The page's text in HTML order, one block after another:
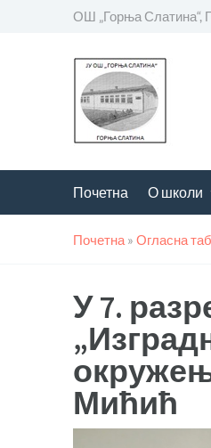
ОШ „Горња Слатина“,
Почетна О школи
Почетна » Огласна
У 7.
Мићић